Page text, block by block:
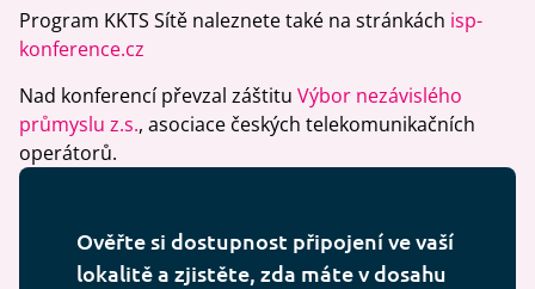
Program KKTS Sítě naleznete také na stránkách isp-
konference.cz
Nad konferencí převzal záštitu Výbor nezávislého
průmyslu z.s., asociace českých telekomunikačních
operátorů.
Ověřte si dostupnost připojení ve vaší
lokalitě a zjistěte, zda máte v dosahu